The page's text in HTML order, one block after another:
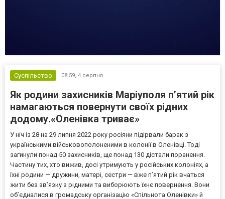
Суспільство 08:59, 4 серпня
Як родини захисників Маріуполя пʼятий рік
намагаються повернути своїх рідних
додому.«Оленівка триває»
У ніч із 28 на 29 липня 2022 року росіяни підірвали барак з
українськими військовополоненими в колонії в Оленівці. Тоді
загинули понад 50 захисників, ще понад 130 дістали поранення.
Частину тих, хто вижив, досі утримують у російських колоніях, а
їхні родини — дружини, матері, сестри — вже п’ятий рік вчаться
жити без зв’язку з рідними та виборюють їхнє повернення. Вони
об’єдналися в громадську організацію «Спільнота Оленівки» й